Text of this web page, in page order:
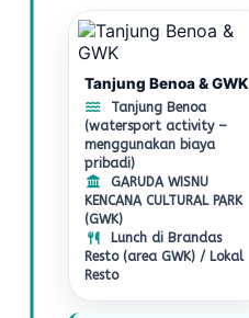
Tanjung Benoa & GWK
Tanjung Benoa
(watersport activity –
menggunakan biaya
pribadi)
GARUDA WISNU
KENCANA CULTURAL PARK
(GWK)
Lunch di Brandas
Resto (area GWK) / Lokal
Resto